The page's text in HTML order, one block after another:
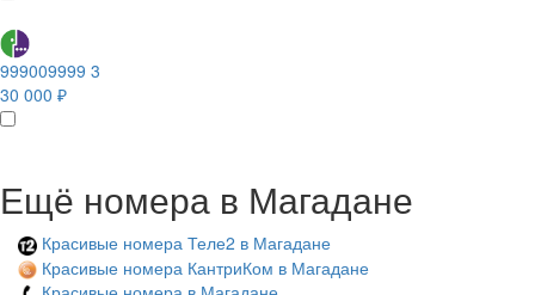
999009999 3
30 000 ₽
Ещё номера в Магадане
Красивые номера Теле2 в Магадане
Красивые номера КантриКом в Магадане